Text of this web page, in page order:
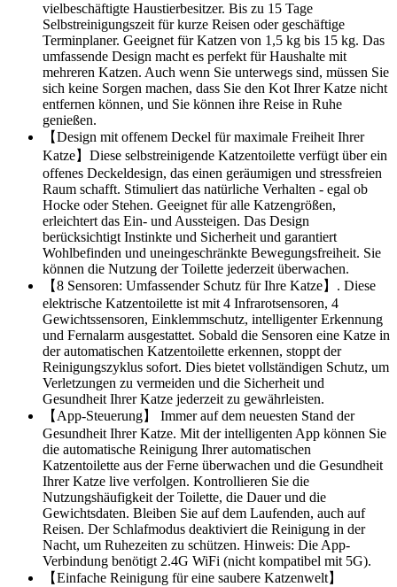
vielbeschäftigte Haustierbesitzer. Bis zu 15 Tage
Selbstreinigungszeit für kurze Reisen oder geschäftige
Terminplaner. Geeignet für Katzen von 1,5 kg bis 15 kg. Das
umfassende Design macht es perfekt für Haushalte mit
mehreren Katzen. Auch wenn Sie unterwegs sind, müssen Sie
sich keine Sorgen machen, dass Sie den Kot Ihrer Katze nicht
entfernen können, und Sie können ihre Reise in Ruhe
genießen.
【Design mit offenem Deckel für maximale Freiheit Ihrer
Katze】Diese selbstreinigende Katzentoilette verfügt über ein
offenes Deckeldesign, das einen geräumigen und stressfreien
Raum schafft. Stimuliert das natürliche Verhalten - egal ob
Hocke oder Stehen. Geeignet für alle Katzengrößen,
erleichtert das Ein- und Aussteigen. Das Design
berücksichtigt Instinkte und Sicherheit und garantiert
Wohlbefinden und uneingeschränkte Bewegungsfreiheit. Sie
können die Nutzung der Toilette jederzeit überwachen.
【8 Sensoren: Umfassender Schutz für Ihre Katze】. Diese
elektrische Katzentoilette ist mit 4 Infrarotsensoren, 4
Gewichtssensoren, Einklemmschutz, intelligenter Erkennung
und Fernalarm ausgestattet. Sobald die Sensoren eine Katze in
der automatischen Katzentoilette erkennen, stoppt der
Reinigungszyklus sofort. Dies bietet vollständigen Schutz, um
Verletzungen zu vermeiden und die Sicherheit und
Gesundheit Ihrer Katze jederzeit zu gewährleisten.
【App-Steuerung】 Immer auf dem neuesten Stand der
Gesundheit Ihrer Katze. Mit der intelligenten App können Sie
die automatische Reinigung Ihrer automatischen
Katzentoilette aus der Ferne überwachen und die Gesundheit
Ihrer Katze live verfolgen. Kontrollieren Sie die
Nutzungshäufigkeit der Toilette, die Dauer und die
Gewichtsdaten. Bleiben Sie auf dem Laufenden, auch auf
Reisen. Der Schlafmodus deaktiviert die Reinigung in der
Nacht, um Ruhezeiten zu schützen. Hinweis: Die App-
Verbindung benötigt 2.4G WiFi (nicht kompatibel mit 5G).
【Einfache Reinigung für eine saubere Katzenwelt】